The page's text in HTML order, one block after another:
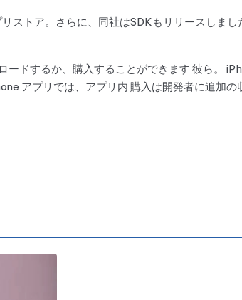
ストア。さらに、同社はSDKもリリースしま
ドするか、購入することができます 彼ら。
アプリでは、アプリ内 購入は開発者に追加の